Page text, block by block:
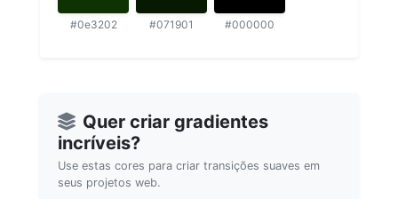
#0e3202 #071901 #000000
Quer criar gradientes
incríveis?
Use estas cores para criar transições suaves em
seus projetos web.